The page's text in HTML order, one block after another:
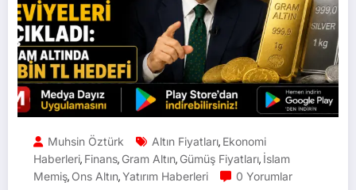
Muhsin Öztürk Altın Fiyatları, Ekonomi
Haberleri, Finans, Gram Altın, Gümüş Fiyatları, İslam
Memiş, Ons Altın,Yatırım Haberleri 0 Yorumlar